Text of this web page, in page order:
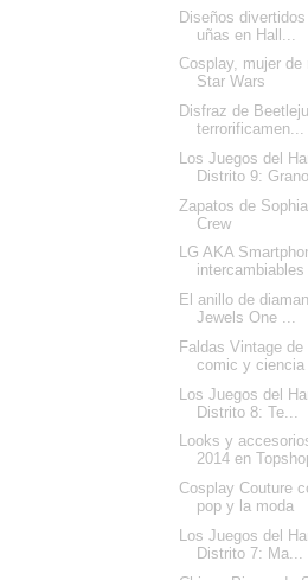
Diseños
uñas en Hall...
Cosplay, mujer
Star Wars
Disfraz de
terrorificamen...
Los Juegos del
Distrito 9: Grano
Zapatos de
Crew
LG AKA
El anillo de
Jewels One ...
Faldas Vintage
comic y ciencia
Los Juegos del
Distrito 8: Te...
Looks y
2014 en
Cosplay Couture
pop y la moda
Los Juegos del
Distrito 7: Ma...